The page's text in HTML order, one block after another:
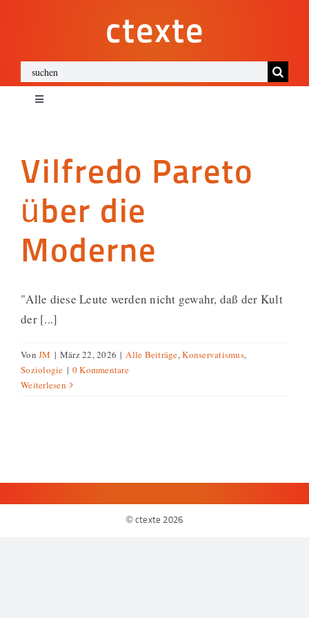
ctexte
Suche
nach:
Toggle
Impressum
Datenschutz
Vilfredo Pareto
über die
Moderne
"Alle diese Leute werden nicht gewahr, daß der Kult
der [...]
VonJM | März 22, 2026 | Alle Beiträge,Konservatismus,
Soziologie | 0 Kommentare
Weiterlesen
© ctexte 2026